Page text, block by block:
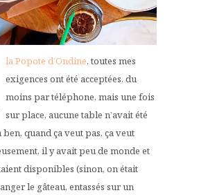
la Popote d’Ondine, toutes mes
exigences ont été acceptées, du
moins par téléphone, mais une fois
sur place, aucune table n’avait été
ben, quand ça veut pas, ça veut
il y avait peu de monde et
disponibles (sinon, on était
le gâteau, entassés sur un